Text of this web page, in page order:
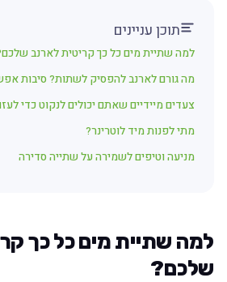
תוכן עניינים
למה שתיית מים כל כך קריטית לארנב שלכם?
מה גורם לארנב להפסיק לשתות? סיבות
צעדים מיידיים שאתם יכולים לנקוט כדי
מתי לפנות מיד לוטרינר?
מניעה וטיפים לשמירה על שתייה סדירה
למה שתיית מים כל כך
שלכם?